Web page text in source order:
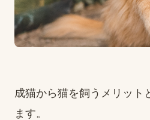
成猫から猫を飼うメリット
ます。